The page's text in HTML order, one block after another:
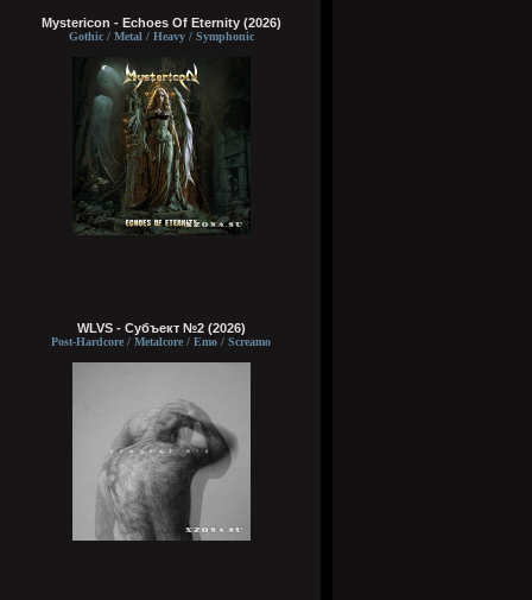
Mystericon - Echoes Of Eternity (2026)
Gothic / Metal / Heavy / Symphonic
WLVS - Субъект №2 (2026)
Post-Hardcore / Metalcore / Emo / Screamo